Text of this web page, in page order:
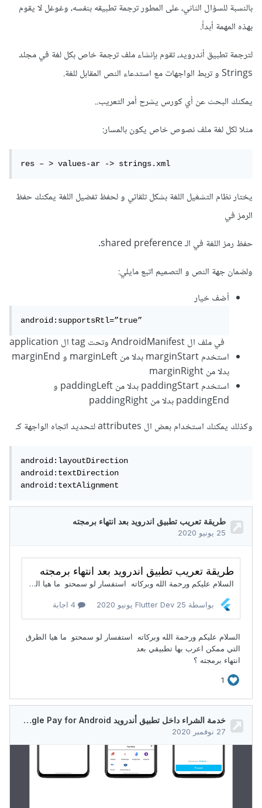
بالنسبة للسؤال الثاني، على المطور ترجمة تطبيقه بنفسه، وغوغل لا يقوم
بهذه المهمة أبداً.
لترجمة تطبيق أندرويد، تقوم بإنشاء ملف ترجمة خاص بكل لغة في مجلد
Strings و تربط الواجهات مع استدعاء النص المقابل للغة.
يمكنك البحث عن أي كورس يشرح أمر التعريب..
مثلا لكل لغة ملف نصوص خاص يكون بالمسار:
يختار نظام التشغيل اللغة بشكل تلقائي و لحفظ تفضيل اللغة يمكنك حفظ
الرمز في
حفظ رمز اللغة في الـ shared preference.
ولضمان جهة النص و التصميم اتبع مايلي:
أضف خيار
android:supportsRtl=”true”
في ملف ال AndroidManifest وتحت tag ال application
استخدم marginStart بدلا من marginLeft و marginEnd
بدلا من marginRight
استخدم paddingStart بدلا من paddingLeft و
paddingEnd بدلا من paddingRight
وكذلك يمكنك استخدام بعض ال attributes لتحديد اتجاه الواجهة كـ
android:layoutDirection
android:textDirection
android:textAlignment